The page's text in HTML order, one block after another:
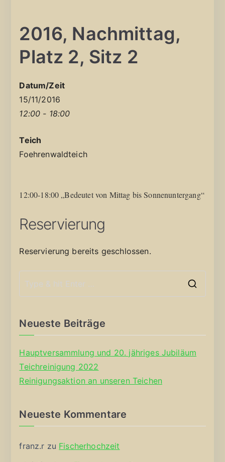
2016, Nachmittag,
Platz 2, Sitz 2
Datum/Zeit
15/11/2016
12:00 - 18:00
Teich
Foehrenwaldteich
12:00-18:00 „Bedeutet von Mittag bis Sonnenuntergang“
Reservierung
Reservierung bereits geschlossen.
Neueste Beiträge
Hauptversammlung und 20. jähriges Jubiläum
Teichreinigung 2022
Reinigungsaktion an unseren Teichen
Neueste Kommentare
franz.r zu Fischerhochzeit